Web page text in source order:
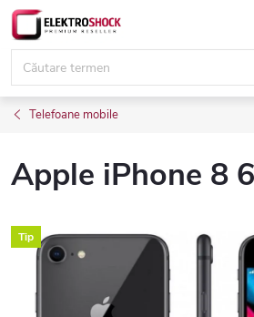
Treci
conținut
Telefoane mobile
Apple iPhone 8
Tip